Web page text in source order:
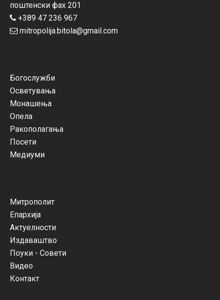
поштенски фах 201
+389 47 236 967
mitropolija.bitola@gmail.com
Богослужби
Осветувања
Монашења
Опела
Ракополагања
Посети
Медиуми
Митрополит
Епархија
Актуелности
Издаваштво
Поуки - Совети
Видео
Контакт